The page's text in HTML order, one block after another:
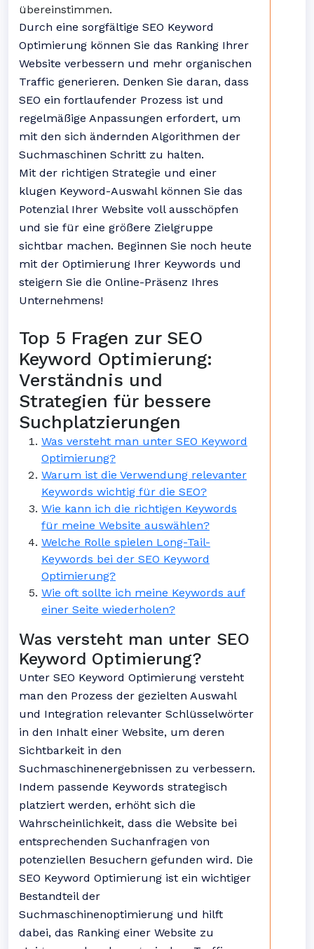
übereinstimmen.
Durch eine sorgfältige SEO Keyword
Optimierung können Sie das Ranking Ihrer
Website verbessern und mehr organischen
Traffic generieren. Denken Sie daran, dass
SEO ein fortlaufender Prozess ist und
regelmäßige Anpassungen erfordert, um
mit den sich ändernden Algorithmen der
Suchmaschinen Schritt zu halten.
Mit der richtigen Strategie und einer
klugen Keyword-Auswahl können Sie das
Potenzial Ihrer Website voll ausschöpfen
und sie für eine größere Zielgruppe
sichtbar machen. Beginnen Sie noch heute
mit der Optimierung Ihrer Keywords und
steigern Sie die Online-Präsenz Ihres
Unternehmens!
Top 5 Fragen zur SEO
Keyword Optimierung:
Verständnis und
Strategien für bessere
Suchplatzierungen
Was versteht man unter SEO Keyword
Optimierung?
Warum ist die Verwendung relevanter
Keywords wichtig für die SEO?
Wie kann ich die richtigen Keywords
für meine Website auswählen?
Welche Rolle spielen Long-Tail-
Keywords bei der SEO Keyword
Optimierung?
Wie oft sollte ich meine Keywords auf
einer Seite wiederholen?
Was versteht man unter SEO
Keyword Optimierung?
Unter SEO Keyword Optimierung versteht
man den Prozess der gezielten Auswahl
und Integration relevanter Schlüsselwörter
in den Inhalt einer Website, um deren
Sichtbarkeit in den
Suchmaschinenergebnissen zu verbessern.
Indem passende Keywords strategisch
platziert werden, erhöht sich die
Wahrscheinlichkeit, dass die Website bei
entsprechenden Suchanfragen von
potenziellen Besuchern gefunden wird. Die
SEO Keyword Optimierung ist ein wichtiger
Bestandteil der
Suchmaschinenoptimierung und hilft
dabei, das Ranking einer Website zu